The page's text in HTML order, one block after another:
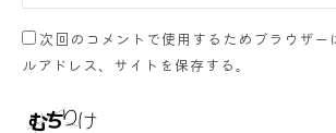
次回のコメントで使用するためブラウザー
ルアドレス、サイトを保存する。